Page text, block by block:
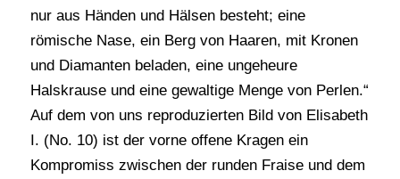
nur aus Händen und Hälsen besteht; eine
römische Nase, ein Berg von Haaren, mit Kronen
und Diamanten beladen, eine ungeheure
Halskrause und eine gewaltige Menge von Perlen.“
Auf dem von uns reproduzierten Bild von Elisabeth
I. (No. 10) ist der vorne offene Kragen ein
Kompromiss zwischen der runden Fraise und dem